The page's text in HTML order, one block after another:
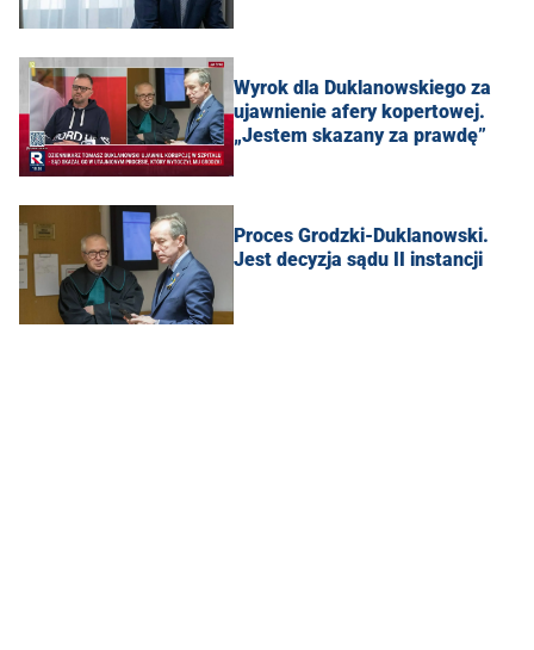
Wyrok dla Duklanowskiego za
ujawnienie afery kopertowej.
„Jestem skazany za prawdę”
Proces Grodzki-Duklanowski.
Jest decyzja sądu II instancji